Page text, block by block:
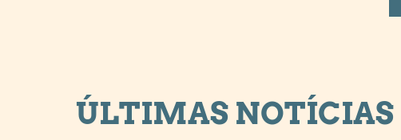
ÚLTIMAS NOTÍCIAS